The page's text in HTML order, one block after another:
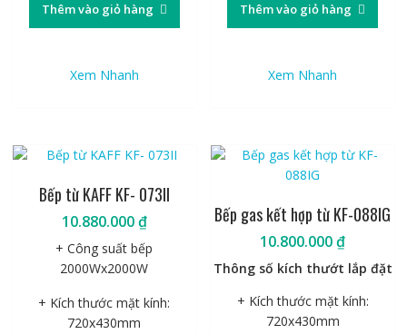
Thêm vào giỏ hàng
Xem Nhanh
Thêm vào giỏ hàng
Xem Nhanh
Bếp từ KAFF KF- 073II
10.880.000₫
+ Công suất bếp
2000Wx2000W
+ Kích thước mặt kính:
720x430mm
Bếp gas kết hợp từ KF-088IG
10.800.000₫
Thông số kích thướt lắp đặt
+ Kích thước mặt kính:
720x430mm